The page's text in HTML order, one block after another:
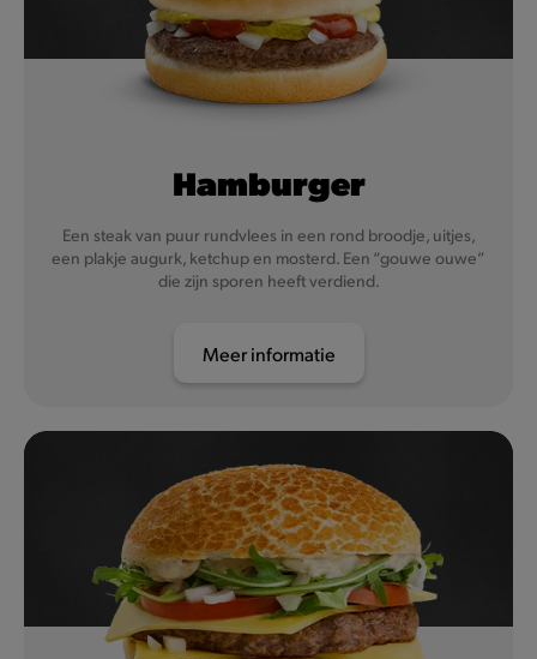
Hamburger
Een steak van puur rundvlees in een rond broodje, uitjes,
een plakje augurk, ketchup en mosterd. Een “gouwe ouwe”
die zijn sporen heeft verdiend.
Meer informatie